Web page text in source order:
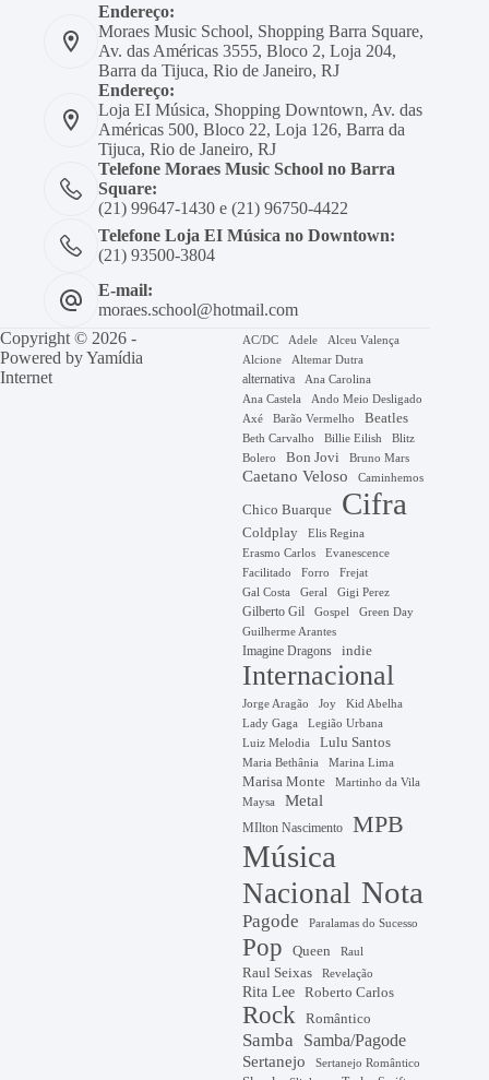
Endereço:
Moraes Music School, Shopping Barra Square,
Av. das Américas 3555, Bloco 2, Loja 204,
Barra da Tijuca, Rio de Janeiro, RJ
Endereço:
Loja EI Música, Shopping Downtown, Av. das
Américas 500, Bloco 22, Loja 126, Barra da
Tijuca, Rio de Janeiro, RJ
Telefone Moraes Music School no Barra
Square:
(21) 99647-1430 e (21) 96750-4422
Telefone Loja EI Música no Downtown:
(21) 93500-3804
E-mail:
moraes.school@hotmail.com
Copyright © 2026 -
Powered byYamídia
Internet
AC/DC Adele
Alceu Valença
Alcione
Altemar Dutra
alternativa
Ana Carolina
Ana Castela
Ando Meio Desligado
Axé Barão Vermelho Beatles
Beth Carvalho Billie Eilish
Blitz
Bolero
Bon Jovi Bruno Mars
Caetano Veloso Caminhemos
Chico Buarque Cifra
Coldplay
Elis Regina
Erasmo Carlos
Evanescence
Facilitado
Forro Frejat
Gal Costa Geral Gigi Perez
Gilberto Gil Gospel Green Day
Guilherme Arantes
Imagine Dragons indie
Internacional
Jorge Aragão Joy Kid Abelha
Lady Gaga
Legião Urbana
Luiz Melodia
Lulu Santos
Maria Bethânia Marina Lima
Marisa Monte
Martinho da Vila
Maysa
Metal
MIlton Nascimento MPB
Música
Nacional Nota
Pagode Paralamas do Sucesso
Pop Queen Raul
Raul Seixas Revelação
Rita Lee Roberto Carlos
Rock Romântico
Samba
Samba/Pagode
Sertanejo
Sertanejo Romântico